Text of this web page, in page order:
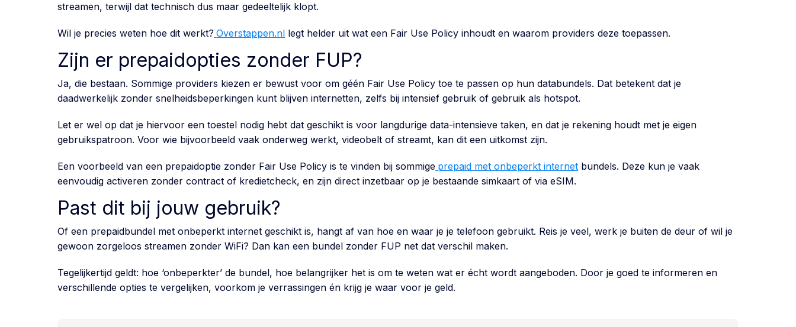
streamen, terwijl dat technisch dus maar gedeeltelijk klopt.
Wil je precies weten hoe dit werkt? Overstappen.nl legt helder uit wat een Fair Use Policy inhoudt en waarom providers deze toepassen.
Zijn er prepaidopties zonder FUP?
Ja, die bestaan. Sommige providers kiezen er bewust voor om géén Fair Use Policy toe te passen op hun databundels. Dat betekent dat je
daadwerkelijk zonder snelheidsbeperkingen kunt blijven internetten, zelfs bij intensief gebruik of gebruik als hotspot.
Let er wel op dat je hiervoor een toestel nodig hebt dat geschikt is voor langdurige data-intensieve taken, en dat je rekening houdt met je eigen
gebruikspatroon. Voor wie bijvoorbeeld vaak onderweg werkt, videobelt of streamt, kan dit een uitkomst zijn.
Een voorbeeld van een prepaidoptie zonder Fair Use Policy is te vinden bij sommige prepaid met onbeperkt internet bundels. Deze kun je vaak
eenvoudig activeren zonder contract of kredietcheck, en zijn direct inzetbaar op je bestaande simkaart of via eSIM.
Past dit bij jouw gebruik?
Of een prepaidbundel met onbeperkt internet geschikt is, hangt af van hoe en waar je je telefoon gebruikt. Reis je veel, werk je buiten de deur of wil je
gewoon zorgeloos streamen zonder WiFi? Dan kan een bundel zonder FUP net dat verschil maken.
Tegelijkertijd geldt: hoe ‘onbeperkter’ de bundel, hoe belangrijker het is om te weten wat er écht wordt aangeboden. Door je goed te informeren en
verschillende opties te vergelijken, voorkom je verrassingen én krijg je waar voor je geld.